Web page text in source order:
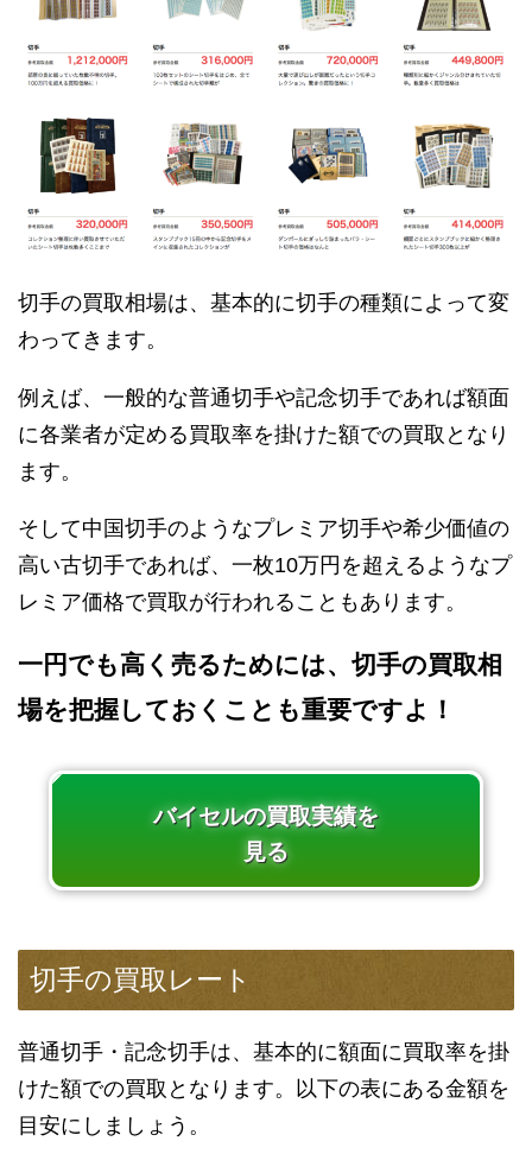
切手の買取相場は、基本的に切手の種類によって変
わってきます。
例えば、一般的な普通切手や記念切手であれば額面
に各業者が定める買取率を掛けた額での買取となり
ます。
そして中国切手のようなプレミア切手や希少価値の
高い古切手であれば、一枚10万円を超えるようなプ
レミア価格で買取が行われることもあります。
一円でも高く売るためには、切手の買取相
場を把握しておくことも重要ですよ！
バイセルの買取実績を
見る
切手の買取レート
普通切手・記念切手は、基本的に額面に買取率を掛
けた額での買取となります。以下の表にある金額を
目安にしましょう。